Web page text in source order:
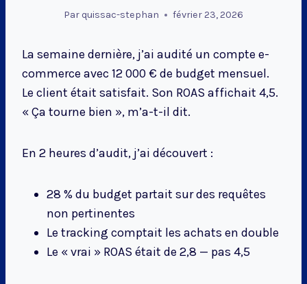
Par quissac-stephan février 23, 2026
La semaine dernière, j’ai audité un compte e-
commerce avec 12 000 € de budget mensuel.
Le client était satisfait. Son ROAS affichait 4,5.
« Ça tourne bien », m’a-t-il dit.
En 2 heures d’audit, j’ai découvert :
28 % du budget partait sur des requêtes
non pertinentes
Le tracking comptait les achats en double
Le « vrai » ROAS était de 2,8 — pas 4,5